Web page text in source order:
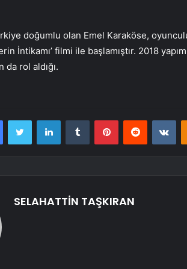
doğumlu olan Emel Karaköse,
İntikamı’ filmi ile başlamıştır. 2018
da rol aldığı.
FacebookTwitter LinkedInTumblr PinterestReddit
SELAHATTİN TAŞKIRAN